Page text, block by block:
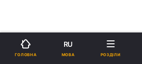
ГОЛОВНА
RU
МОВА РОЗДІЛИ